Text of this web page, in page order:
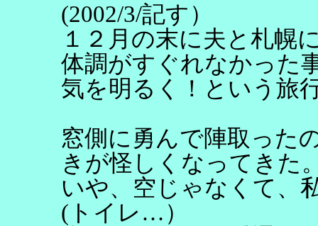
(2002/3/記す）
１２月の末に夫と札幌
体調がすぐれなかった
気を明るく！という旅
窓側に勇んで陣取った
きが怪しくなってきた
いや、空じゃなくて、
(トイレ…）